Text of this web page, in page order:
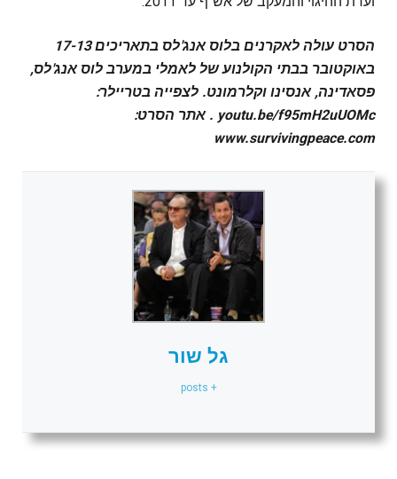
הסרט עולה לאקרנים בלוס אנג'לס בתאריכים 17-13
באוקטובר בבתי הקולנוע של לאמלי במערב לוס אנג'לס,
פסאדינה, אנסינו וקלרמונט. לצפייה בטריילר:
youtu.be/f95mH2uUOMc . אתר הסרט:
www.survivingpeace.com
גל שור
+ posts